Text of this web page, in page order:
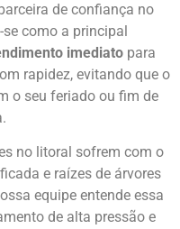
de confiança no
como a principal
imediato para
rapidez, evitando que o
o seu feriado ou fim de
no litoral sofrem com o
e raízes de árvores
equipe entende essa
de alta pressão e